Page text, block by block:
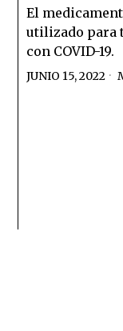
El
utilizado para
con COVID-19.
JUNIO 15, 2022